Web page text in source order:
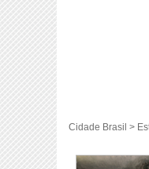
Cidade Brasil >